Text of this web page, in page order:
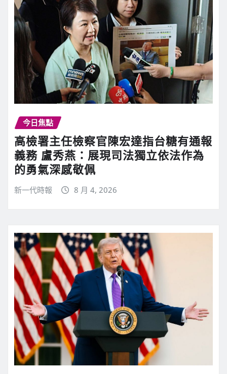
今日焦點
高檢署主任檢察官陳宏達指台糖有通報
義務 盧秀燕：展現司法獨立依法作為
的勇氣深感敬佩
新一代時報 8 月 4, 2026